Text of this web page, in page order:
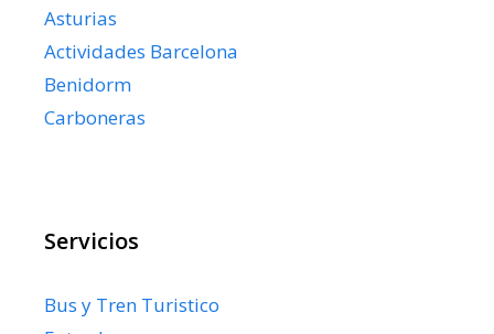
Asturias
Actividades Barcelona
Benidorm
Carboneras
Servicios
Bus y Tren Turistico